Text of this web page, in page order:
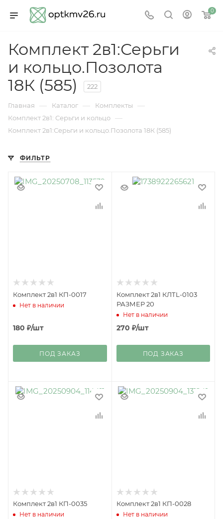
0
Комплект 2в1:Серьги
и кольцо.Позолота
18К (585)
222
Главная — Каталог — Комплекты —
Комплект 2в1: Серьги и кольцо —
Комплект 2в1:Серьги и кольцо.Позолота 18К (585)
ФИЛЬТР
Комплект 2в1 КП-0017
Нет в наличии
180 ₽/шт
ПОД ЗАКАЗ
Комплект 2в1 КЛТL-0103
РАЗМЕР 20
Нет в наличии
270 ₽/шт
ПОД ЗАКАЗ
Комплект 2в1 КП-0035
Нет в наличии
Комплект 2в1 КП-0028
Нет в наличии